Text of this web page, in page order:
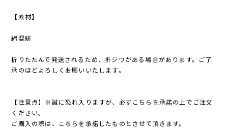
【素材】
綿混紡
折りたたんで発送されるため、折ジワがある場合があります。ご了
承のほどよろしくお願いいたします。
【注意点】※誠に恐れ入りますが、必ずこちらを承諾の上でご注文
ください。
ご購入の際は、こちらを承諾したものとさせて頂きます。